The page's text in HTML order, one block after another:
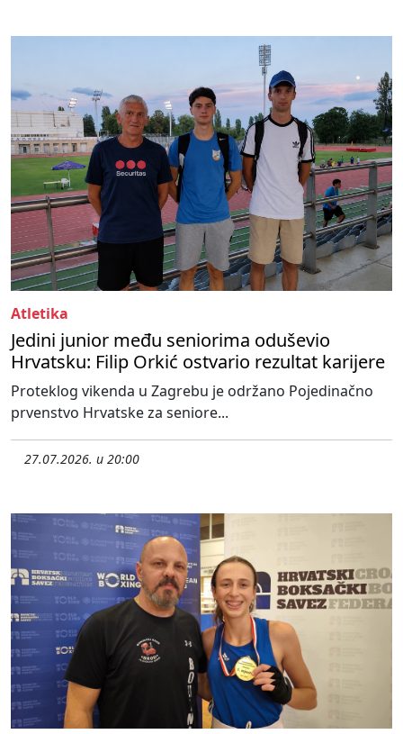
Atletika
Jedini junior među seniorima oduševio
Hrvatsku: Filip Orkić ostvario rezultat karijere
Proteklog vikenda u Zagrebu je održano Pojedinačno
prvenstvo Hrvatske za seniore...
27.07.2026. u 20:00